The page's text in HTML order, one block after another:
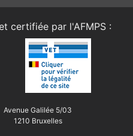
certifiée par l'AFMPS :
Avenue Galilée 5/03
1210 Bruxelles